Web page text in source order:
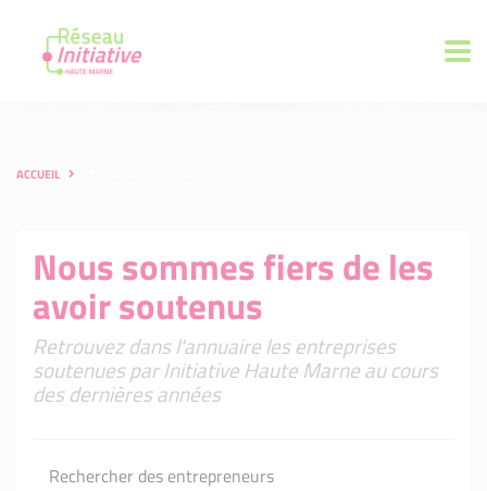
ACCUEIL
Nous sommes fiers de les
avoir soutenus
Retrouvez dans l'annuaire les entreprises
soutenues par Initiative Haute Marne au cours
des dernières années
Rechercher des entrepreneurs